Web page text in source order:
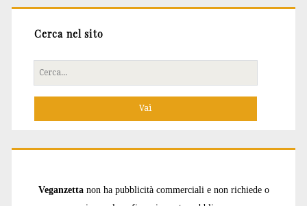
Cerca nel sito
Cerca
per:
Veganzetta non ha pubblicità commerciali e non richiede o